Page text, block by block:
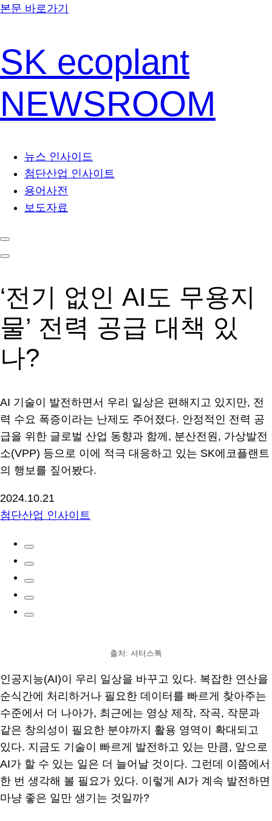
본문 바로가기
SK ecoplant
NEWSROOM
뉴스 인사이드
첨단산업 인사이트
용어사전
보도자료
‘전기 없인 AI도 무용지
물’ 전력 공급 대책 있
나?
AI 기술이 발전하면서 우리 일상은 편해지고 있지만, 전
력 수요 폭증이라는 난제도 주어졌다. 안정적인 전력 공
급을 위한 글로벌 산업 동향과 함께, 분산전원, 가상발전
소(VPP) 등으로 이에 적극 대응하고 있는 SK에코플랜트
의 행보를 짚어봤다.
2024.10.21
첨단산업 인사이트
출처: 셔터스톡
인공지능(AI)이 우리 일상을 바꾸고 있다. 복잡한 연산을
순식간에 처리하거나 필요한 데이터를 빠르게 찾아주는
수준에서 더 나아가, 최근에는 영상 제작, 작곡, 작문과
같은 창의성이 필요한 분야까지 활용 영역이 확대되고
있다. 지금도 기술이 빠르게 발전하고 있는 만큼, 앞으로
AI가 할 수 있는 일은 더 늘어날 것이다. 그런데 이쯤에서
한 번 생각해 볼 필요가 있다. 이렇게 AI가 계속 발전하면
마냥 좋은 일만 생기는 것일까?